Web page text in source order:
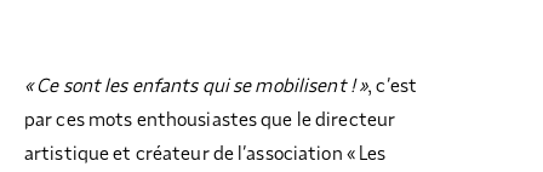
« Ce sont les enfants qui se mobilisent ! », c’est
par ces mots enthousiastes que le directeur
artistique et créateur de l’association « Les